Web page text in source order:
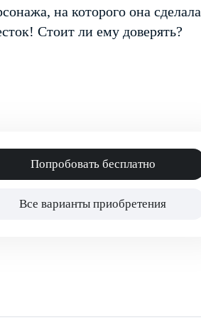
на которого она сделала
Стоит ли ему доверять?
Попробовать бесплатно
Все варианты приобретения